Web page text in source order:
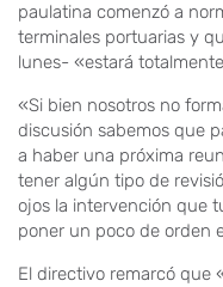
paulatina comenzó a
terminales portuarias y
lunes- «estará
«Si bien nosotros no
discusión sabemos que
a haber una próxima
tener algún tipo de
ojos la intervención que
poner un poco de orden
El directivo remarcó que